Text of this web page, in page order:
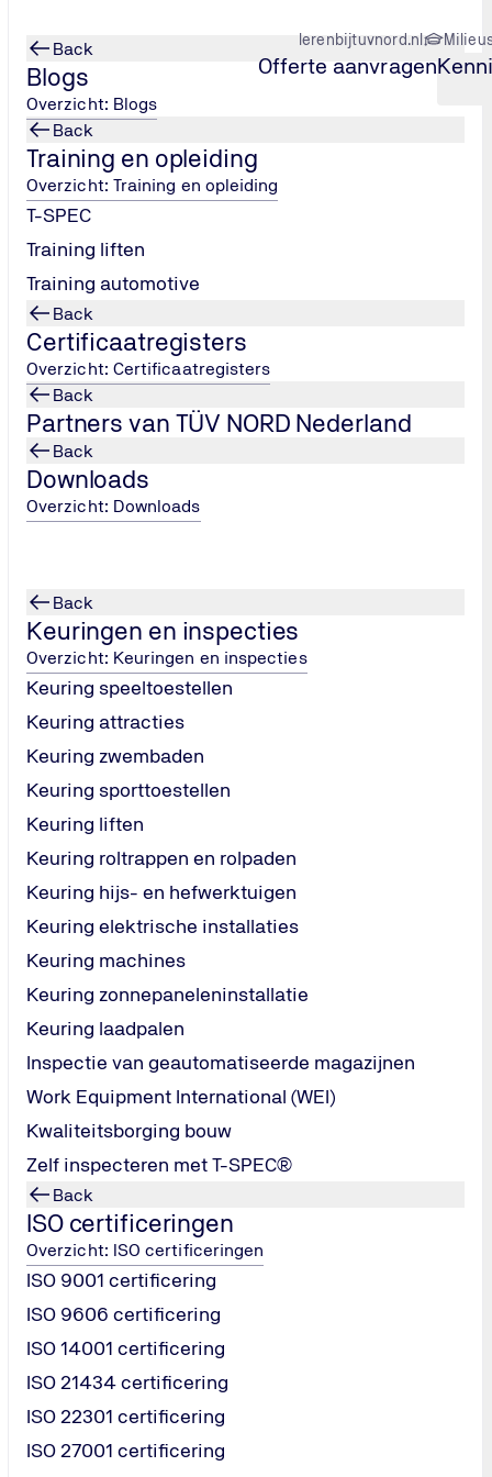
lerenbijtuvnord.nl
Offerte aanvragen
Back
Blogs
Overzicht: Blogs
Back
Training en opleiding
Overzicht: Training en opleiding
T-SPEC
Training liften
Training automotive
Back
Certificaatregisters
Overzicht: Certificaatregisters
Back
Partners van TÜV NORD Nederland
Back
Downloads
Overzicht: Downloads
Back
Keuringen en inspecties
Overzicht: Keuringen en inspecties
Keuring speeltoestellen
Keuring attracties
Keuring zwembaden
Keuring sporttoestellen
Keuring liften
Keuring roltrappen en rolpaden
Keuring hijs- en hefwerktuigen
Keuring elektrische installaties
Keuring machines
Keuring zonnepaneleninstallatie
Keuring laadpalen
Inspectie van geautomatiseerde magazijnen
Work Equipment International (WEI)
Kwaliteitsborging bouw
Zelf inspecteren met T-SPEC®
Back
ISO certificeringen
Overzicht: ISO certificeringen
ISO 9001 certificering
ISO 9606 certificering
ISO 14001 certificering
ISO 21434 certificering
ISO 22301 certificering
ISO 27001 certificering
ons in om veiligheid, betrouwbaarheid en duurzaamheid
meest uiteenlopende sectoren.
transportmiddelen of digitale beveiliging: wij
vertrouwen te winnen en toekomstbestendig te groeien.
instelling en maakt deel uit van de wereldwijd actieve TÜV
en gebouwen. Zo helpen we klanten en andere
vertrouwen. Daarom bewaken we de integriteit van
zetten zich dagelijks in om afspraken na te komen en
Certificeren
Aantonen dat je organisatie voldoet aan de strengste
normen voor kwaliteit, veiligheid en duurzaamheid.
Lees meer